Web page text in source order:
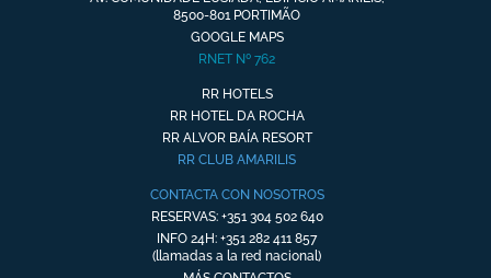
8500-801 PORTIMÃO
GOOGLE MAPS
RNET Nº 762
RR HOTELS
RR HOTEL DA ROCHA
RR ALVOR BAÍA RESORT
RR CLUB AMARILIS
CONTACTA CON NOSOTROS
RESERVAS: +351 304 502 640
INFO 24H: +351 282 411 857
(llamadas a la red nacional)